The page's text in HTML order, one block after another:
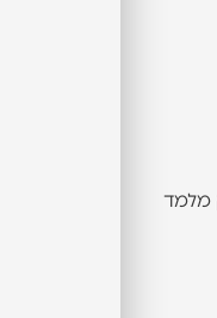
מלמד